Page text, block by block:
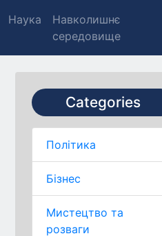
Наука
Навколишнє
середовище
Categories
Політика
Бізнес
Мистецтво та
розваги